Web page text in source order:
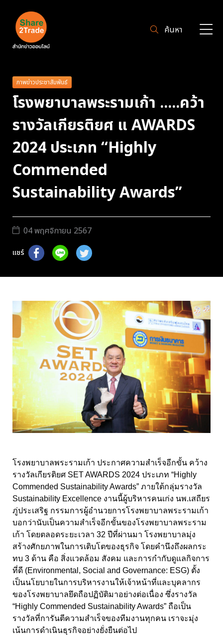
ค้นหา
ภาพข่าวประชาสัมพันธ์
โรงพยาบาลพระรามเก้า .....คว้า
รางวัลเกียรติยศ แ AWARDS
2024 ประเภท “Highly
Commended
Sustainability Awards”
04 พฤศจิกายน 2567
แชร์
โรงพยาบาลพระรามเก้า ประกาศความสำเร็จอีกขั้น คว้าง
รางวัลเกียรติยศ SET AWARDS 2024 ประเภท “Highly
Commended Sustainability Awards” ภายใต้กลุ่มรางวัล
Sustainability Excellence งานนี้ผู้บริหารคนเก่ง นพ.เสถียร
ภู่ประเสริฐ กรรมการผู้อำนวยการโรงพยาบาลพระรามเก้า
บอกว่านับเป็นความสำเร็จอีกขั้นของโรงพยาบาลพระราม
เก้า โดยตลอดระยะเวลา 32 ปีที่ผ่านมา โรงพยาบาลมุ่ง
สร้างศักยภาพในการเติบโตของธุรกิจ โดยคำนึงถึงผลกระ
ทบ 3 ด้าน คือ สิ่งแวดล้อม สังคม และการกำกับดูแลกิจการ
ที่ดี (Environmental, Social and Governance: ESG) ตั้ง
เป็นนโยบายในการบริหารงานให้เจ้าหน้าที่และบุคลากร
ของโรงพยาบาลยึดถือปฏิบัติมาอย่างต่อเนื่อง ซึ่งรางวัล
“Highly Commended Sustainability Awards” ถือเป็น
รางวัลที่การันตีความสำเร็จของทีมงานทุกคน เราจะมุ่ง
เน้นการดำเนินธุรกิจอย่างยั่งยืนต่อไป